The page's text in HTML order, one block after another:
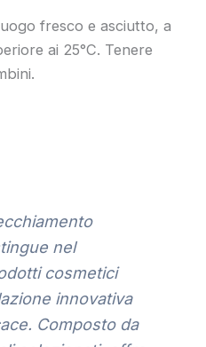
fresco e asciutto, a
ai 25°C. Tenere
nel
cosmetici
innovativa
Composto da